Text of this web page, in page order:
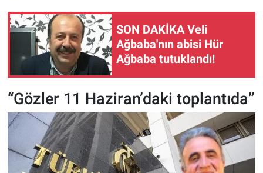
SON DAKİKA Veli
Ağbaba'nın abisi Hür
Ağbaba tutuklandı!
“Gözler 11 Haziran’daki toplantıda”